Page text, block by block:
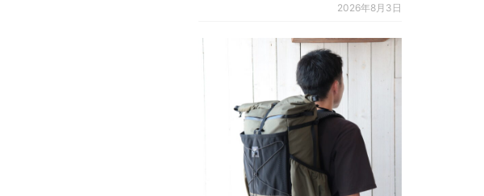
2026年8月3日